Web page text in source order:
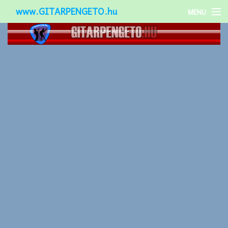
www.GITARPENGETO.hu MENU
Népszerű-